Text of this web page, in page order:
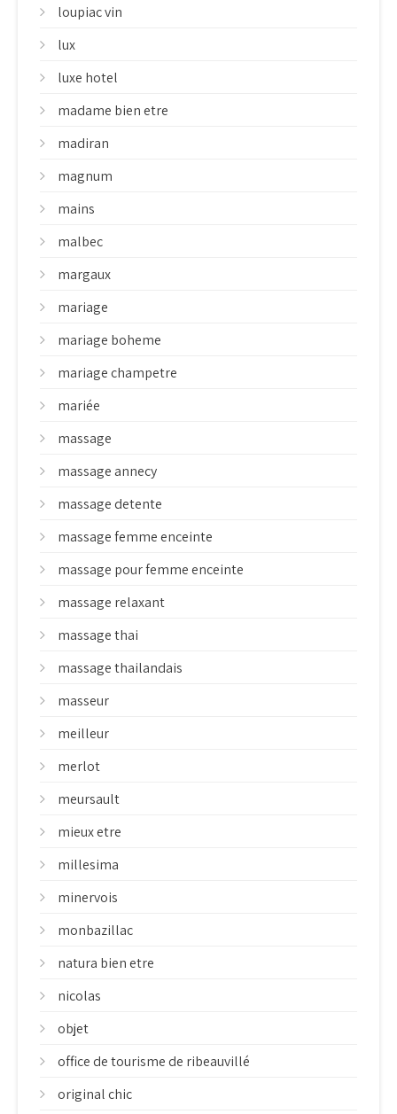
loupiac vin
lux
luxe hotel
madame bien etre
madiran
magnum
mains
malbec
margaux
mariage
mariage boheme
mariage champetre
mariée
massage
massage annecy
massage detente
massage femme enceinte
massage pour femme enceinte
massage relaxant
massage thai
massage thailandais
masseur
meilleur
merlot
meursault
mieux etre
millesima
minervois
monbazillac
natura bien etre
nicolas
objet
office de tourisme de ribeauvillé
original chic